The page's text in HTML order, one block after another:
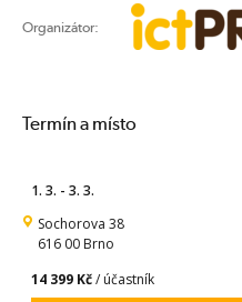
Organizátor:
Termín a místo
1. 3. - 3. 3.
Sochorova 38
616 00 Brno
14 399 Kč/ účastník